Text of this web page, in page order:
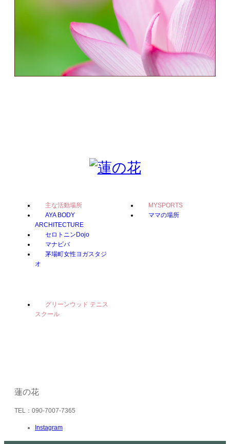
主な活動場所
AYA BODY
ARCHITECTURE
セロトニンDojo
マナビバ
茅場町女性ヨガスタジ
オ
MYSPORTS
ママの場所
グリーンウッド テニス
スクール
蓮の花
TEL：090-7007-7365
Instagram